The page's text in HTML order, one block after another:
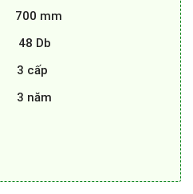
700 mm
48 Db
3 cấp
3 năm